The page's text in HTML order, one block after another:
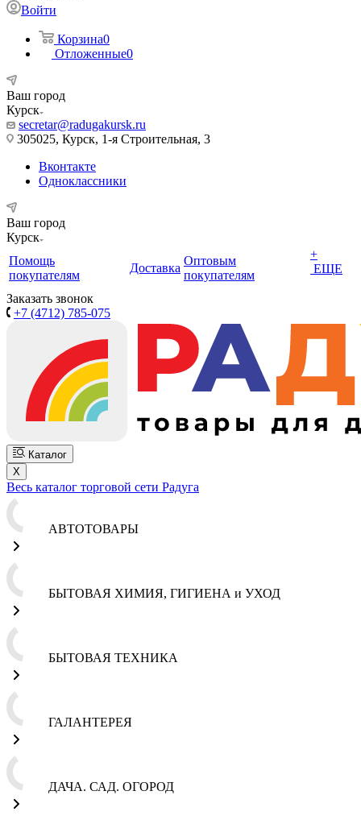
Войти
Корзина0
Отложенные0
Ваш город
Курск
secretar@radugakursk.ru
305025, Курск, 1-я Строительная, 3
Вконтакте
Одноклассники
Ваш город
Курск
Помощь
покупателям
Доставка
Оптовым
покупателям
+
ЕЩЕ
Заказать звонок
+7 (4712) 785-075
Каталог
X
Весь каталог торговой сети Радуга
АВТОТОВАРЫ
БЫТОВАЯ ХИМИЯ, ГИГИЕНА и УХОД
БЫТОВАЯ ТЕХНИКА
ГАЛАНТЕРЕЯ
ДАЧА. САД. ОГОРОД